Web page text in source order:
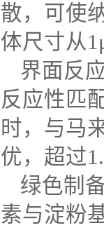
散，可使
体尺寸从1
界面反
反应性匹
时，与马
优，超过
绿色制
素与淀粉